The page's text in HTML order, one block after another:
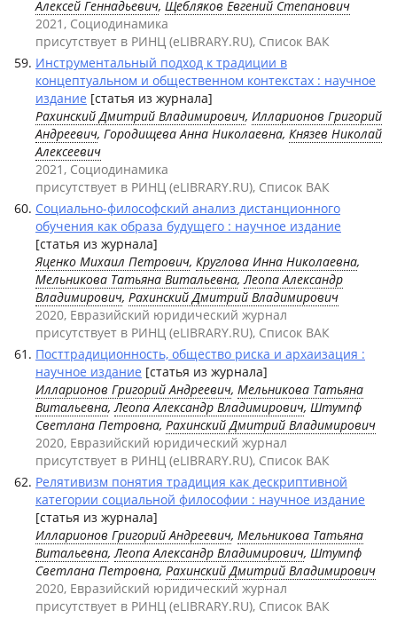
Алексей Геннадьевич, Щебляков Евгений Степанович
2021, Социодинамика
присутствует в РИНЦ (eLIBRARY.RU), Список ВАК
Инструментальный подход к традиции в
концептуальном и общественном контекстах : научное
издание [статья из журнала]
Рахинский Дмитрий Владимирович, Илларионов Григорий
Андреевич, Городищева Анна Николаевна, Князев Николай
Алексеевич
2021, Социодинамика
присутствует в РИНЦ (eLIBRARY.RU), Список ВАК
Социально-философский анализ дистанционного
обучения как образа будущего : научное издание
[статья из журнала]
Яценко Михаил Петрович, Круглова Инна Николаевна,
Мельникова Татьяна Витальевна,Леопа Александр
Владимирович, Рахинский Дмитрий Владимирович
2020, Евразийский юридический журнал
присутствует в РИНЦ (eLIBRARY.RU), Список ВАК
Посттрадиционность, общество риска и архаизация :
научное издание [статья из журнала]
Илларионов Григорий Андреевич, Мельникова Татьяна
Витальевна,Леопа Александр Владимирович, Штумпф
Светлана Петровна, Рахинский Дмитрий Владимирович
2020, Евразийский юридический журнал
присутствует в РИНЦ (eLIBRARY.RU), Список ВАК
Релятивизм понятия традиция как дескриптивной
категории социальной философии : научное издание
[статья из журнала]
Илларионов Григорий Андреевич, Мельникова Татьяна
Витальевна,Леопа Александр Владимирович, Штумпф
Светлана Петровна, Рахинский Дмитрий Владимирович
2020, Евразийский юридический журнал
присутствует в РИНЦ (eLIBRARY.RU), Список ВАК